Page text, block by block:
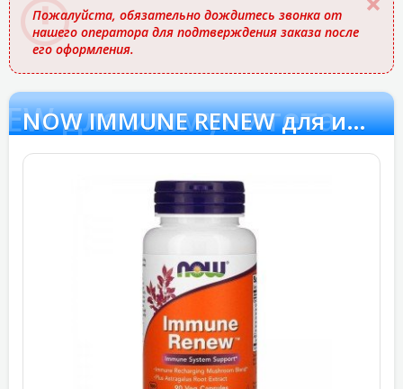
Пожалуйста, обязательно дождитесь звонка от
нашего оператора для подтверждения заказа после
его оформления.
для иммунитета NOW IMMUNE RENEW для иммунитета